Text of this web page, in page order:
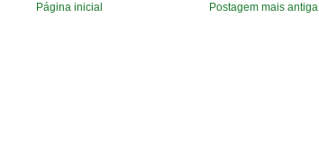
Postagem mais antiga
Página inicial